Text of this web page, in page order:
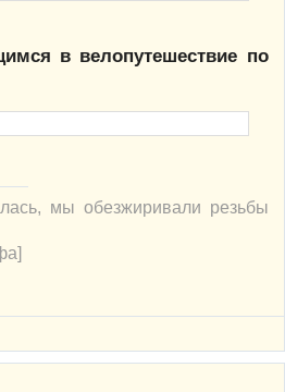
в велопутешествие по
мы обезжиривали резьбы